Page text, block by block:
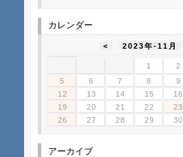
カレンダー
< 2023年-11月
1 2
5
6 7 8 9
12
13 14 15 16
19
20 21 22 23
26
27 28 29 30
アーカイブ